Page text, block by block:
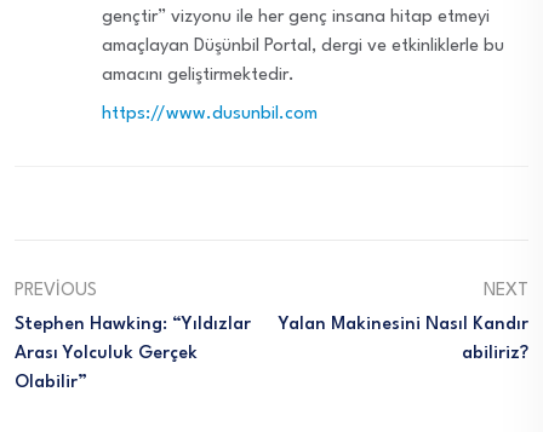
gençtir” vizyonu ile her genç insana hitap etmeyi
amaçlayan Düşünbil Portal, dergi ve etkinliklerle bu
amacını geliştirmektedir.
https://www.dusunbil.com
PREVIOUS
Stephen Hawking: “Yıldızlar
Arası Yolculuk Gerçek
Olabilir”
NEXT
Yalan Makinesini Nasıl Kandır
Abiliriz?